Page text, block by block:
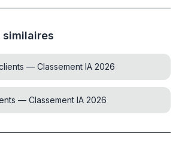
similaires
— Classement IA 2026
— Classement IA 2026